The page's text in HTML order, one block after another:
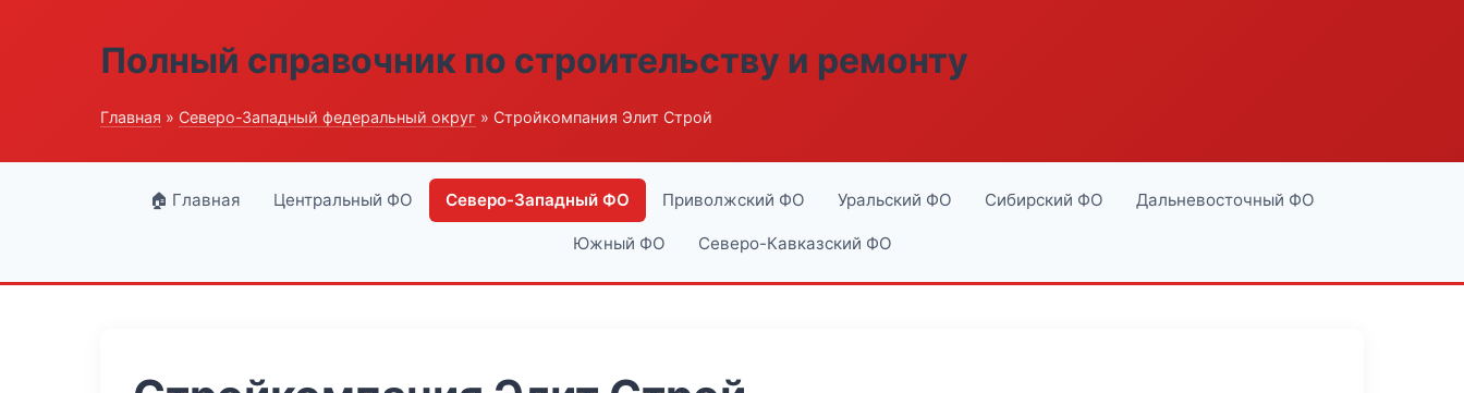
Полный справочник по строительству и ремонту
Главная » Северо-Западный федеральный округ » Стройкомпания Элит Строй
🏠 Главная Центральный ФО Северо-Западный ФО Приволжский ФО Уральский ФО Сибирский ФО Дальневосточный ФО
Южный ФО Северо-Кавказский ФО